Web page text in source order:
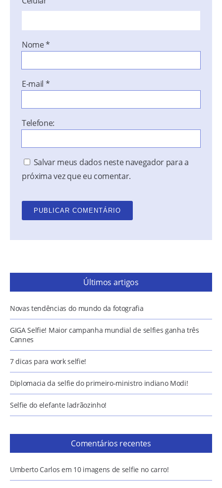
Nome*
E-mail *
Telefone:
Salvar meus dados neste navegador para a
próxima vez que eu comentar.
Últimos artigos
Novas tendências do mundo da fotografia
GIGA Selfie! Maior campanha mundial de selfies ganha três
Cannes
7 dicas para work selfie!
Diplomacia da selfie do primeiro-ministro indiano Modi!
Selfie do elefante ladrãozinho!
Comentários recentes
Umberto Carlos em 10 imagens de selfie no carro!